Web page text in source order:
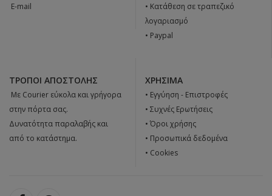
 E-mail
• Κατάθεση σε τραπεζικό
λογαριασμό
• Paypal
ΤΡΌΠΟΙ ΑΠΟΣΤΟΛΉΣ
 Με Courier εύκολα και γρήγορα
στην πόρτα σας.
Δυνατότητα παραλαβής και
από το κατάστημα.
ΧΡΉΣΙΜΑ
• Εγγύηση - Επιστροφές
• Συχνές Ερωτήσεις
• Όροι χρήσης
• Προσωπικά δεδομένα
• Cookies